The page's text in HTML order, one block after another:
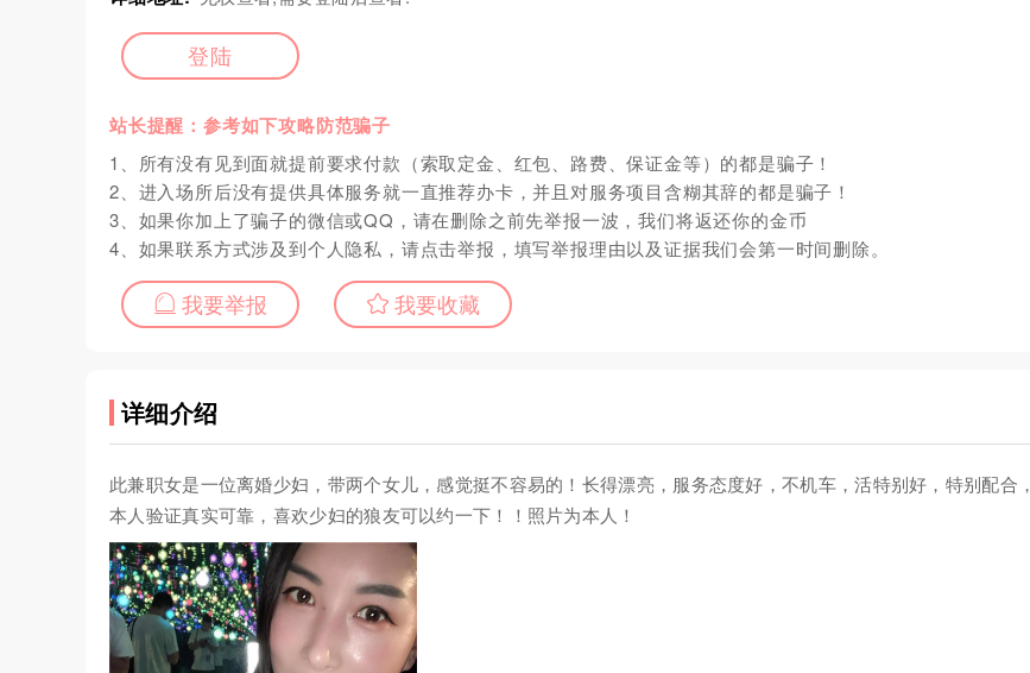
登陆
站长提醒：参考如下攻略防范骗子
1、所有没有见到面就提前要求付款（索取定金、红包、路费、保证金等）的都是骗子！
2、进入场所后没有提供具体服务就一直推荐办卡，并且对服务项目含糊其辞的都是骗子！
3、如果你加上了骗子的微信或QQ，请在删除之前先举报一波，我们将返还你的金币
4、如果联系方式涉及到个人隐私，请点击举报，填写举报理由以及证据我们会第一时间删除。
我要举报 我要收藏
详细介绍
此兼职女是一位离婚少妇，带两个女儿，感觉挺不容易的！长得漂亮，服务态度好，不机车，活特别好，特别配合，
本人验证真实可靠，喜欢少妇的狼友可以约一下！！照片为本人！